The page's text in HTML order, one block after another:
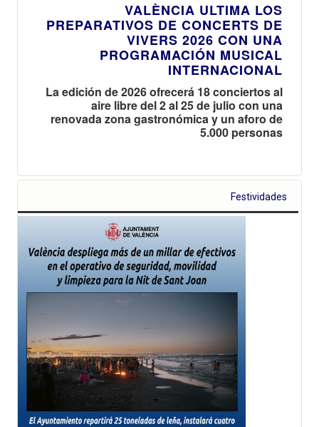
VALÈNCIA ULTIMA LOS
PREPARATIVOS DE CONCERTS DE
VIVERS 2026 CON UNA
PROGRAMACIÓN MUSICAL
INTERNACIONAL
La edición de 2026 ofrecerá 18 conciertos al
aire libre del 2 al 25 de julio con una
renovada zona gastronómica y un aforo de
5.000 personas
Festividades